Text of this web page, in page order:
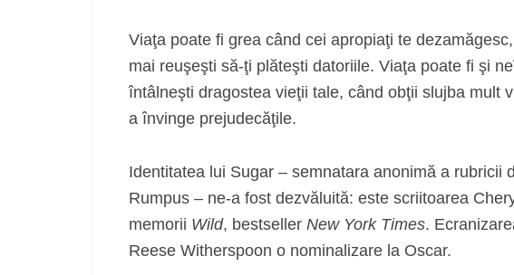
Viaţa poate fi grea când cei apropiaţi te
mai reuşeşti să-ţi plăteşti datoriile. Viaţa poate fi şi
întâlneşti dragostea vieţii tale, când obţii slujba mult
a învinge prejudecăţile.
Identitatea lui Sugar – semnatara anonimă a rubricii
Rumpus – ne-a fost dezvăluită: este scriitoarea
memorii Wild, bestseller New York Times.
Reese Witherspoon o nominalizare la Oscar.